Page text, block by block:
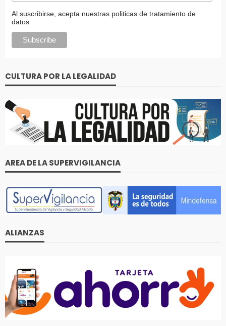
Al suscribirse, acepta nuestras politicas de tratamiento de
datos
CULTURA POR LA LEGALIDAD
AREA DE LA SUPERVIGILANCIA
ALIANZAS